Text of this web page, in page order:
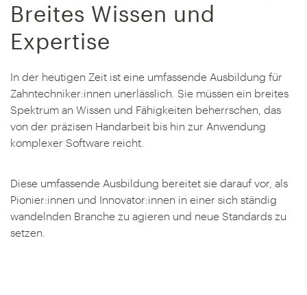
Breites Wissen und
Expertise
In der heutigen Zeit ist eine umfassende Ausbildung für
Zahntechniker:innen unerlässlich. Sie müssen ein breites
Spektrum an Wissen und Fähigkeiten beherrschen, das
von der präzisen Handarbeit bis hin zur Anwendung
komplexer Software reicht.
Diese umfassende Ausbildung bereitet sie darauf vor, als
Pionier:innen und Innovator:innen in einer sich ständig
wandelnden Branche zu agieren und neue Standards zu
setzen.